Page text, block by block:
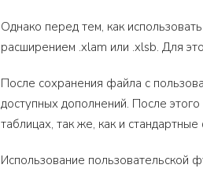
Однако перед тем, как
расширением .xlam или .xlsb. Для
После сохранения файла с
доступных дополнений. После
таблицах, так же, как и
Использование пользовательской